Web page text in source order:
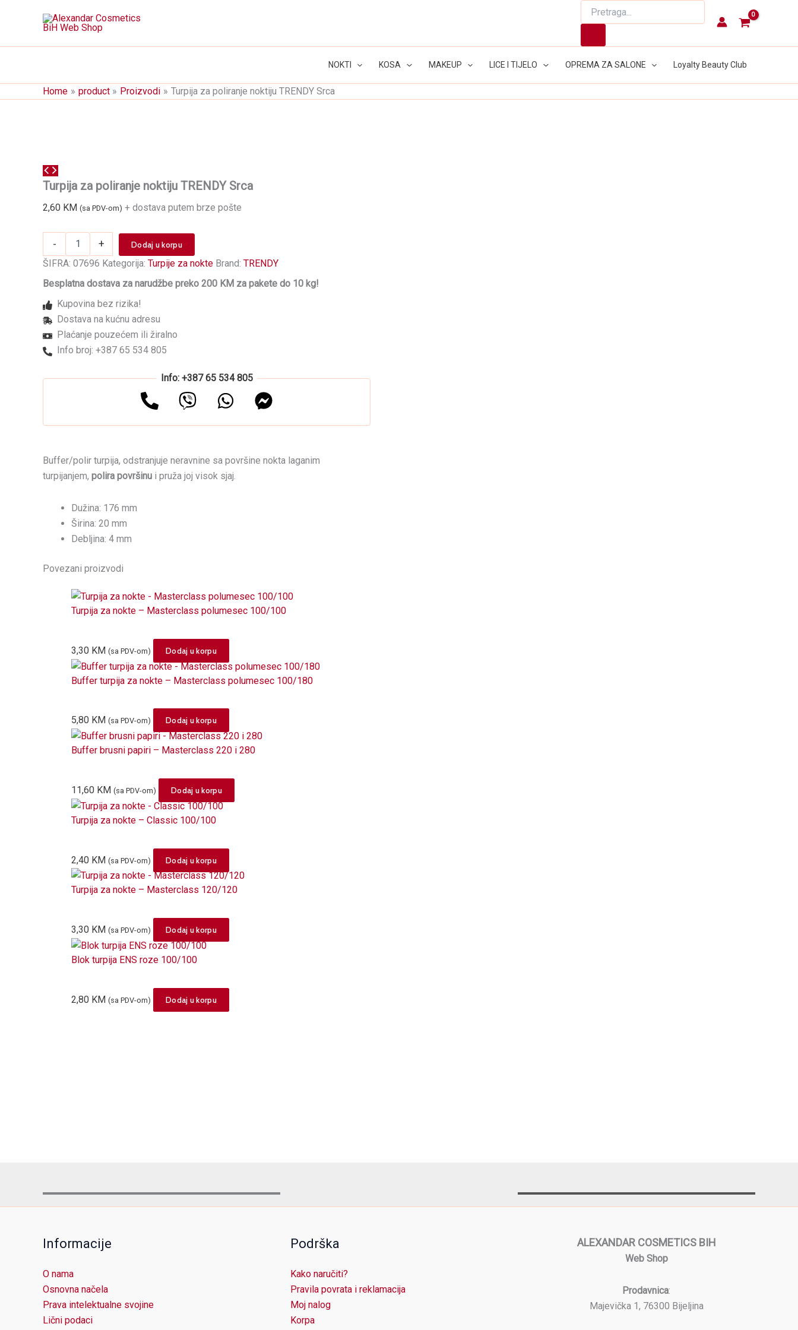
search
NOKTI KOSA MAKEUP LICE I TIJELO OPREMA ZA SALONE Loyalty Beauty Club
Home product Proizvodi Turpija za poliranje noktiju TRENDY Srca
Turpija za poliranje noktiju TRENDY Srca
2,60 KM (sa PDV-om) + dostava putem brze pošte
-
poliranje
TRENDY
količina
+ Dodaj u korpu
ŠIFRA: 07696 Kategorija: Turpije za nokte Brand: TRENDY
Besplatna dostava za narudžbe preko 200 KM za pakete do 10 kg!
Kupovina bez rizika!
Dostava na kućnu adresu
Plaćanje pouzećem ili žiralno
Info broj: +387 65 534 805
Info: +387 65 534 805
Buffer/polir turpija, odstranjuje neravnine sa površine nokta laganim
turpijanjem, polira površinu i pruža joj visok sjaj.
Dužina: 176 mm
Širina: 20 mm
Debljina: 4 mm
Povezani proizvodi
Turpija za nokte – Masterclass polumesec 100/100
3,30 KM (sa PDV-om) Dodaj u korpu
Buffer turpija za nokte – Masterclass polumesec 100/180
5,80 KM (sa PDV-om) Dodaj u korpu
Buffer brusni papiri – Masterclass 220 i 280
11,60 KM (sa PDV-om) Dodaj u korpu
Turpija za nokte – Classic 100/100
2,40 KM (sa PDV-om) Dodaj u korpu
Turpija za nokte – Masterclass 120/120
3,30 KM (sa PDV-om) Dodaj u korpu
Blok turpija ENS roze 100/100
2,80 KM (sa PDV-om) Dodaj u korpu
Informacije
O nama
Osnovna načela
Prava intelektualne svojine
Lični podaci
Podrška
Kako naručiti?
Pravila povrata i reklamacija
Moj nalog
Korpa
ALEXANDAR COSMETICS BIH
Web Shop
Prodavnica:
Majevička 1, 76300 Bijeljina